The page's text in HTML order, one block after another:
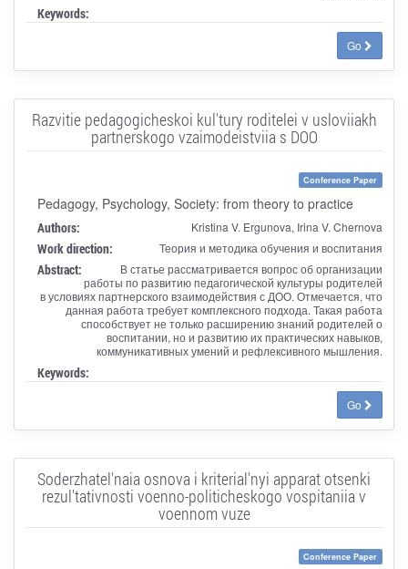
Keywords:
Go
Razvitie pedagogicheskoi kul'tury roditelei v usloviiakh
partnerskogo vzaimodeistviia s DOO
Conference Paper
Pedagogy, Psychology, Society: from theory to practice
Authors: Kristina V. Ergunova, Irina V. Chernova
Work direction: Теория и методика обучения и воспитания
Abstract:
В статье рассматривается вопрос об организации
работы по развитию педагогической культуры родителей
в условиях партнерского взаимодействия с ДОО. Отмечается, что
данная работа требует комплексного подхода. Такая работа
способствует не только расширению знаний родителей о
воспитании, но и развитию их практических навыков,
коммуникативных умений и рефлексивного мышления.
Keywords:
Go
Soderzhatel'naia osnova i kriterial'nyi apparat otsenki
rezul'tativnosti voenno-politicheskogo vospitaniia v
voennom vuze
Conference Paper